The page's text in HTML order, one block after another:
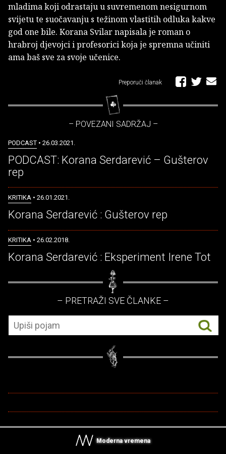
mladima koji odrastaju u suvremenom nesigurnom
svijetu te suočavanju s težinom vlastitih odluka kakve
god one bile. Korana Svilar napisala je roman o
hrabroj djevojci i profesorici koja je spremna učiniti
ama baš sve za svoje učenice.
Preporuči članak
– POVEZANI SADRŽAJ –
PODCAST • 26.03.2021.
PODCAST: Korana Serdarević – Gušterov
rep
KRITIKA • 26.01.2021.
Korana Serdarević : Gušterov rep
KRITIKA • 26.02.2018.
Korana Serdarević : Eksperiment Irene Tot
– PRETRAŽI SVE ČLANKE –
Moderna vremena